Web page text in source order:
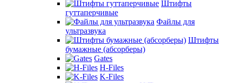
Штифты
гуттаперчивые
Файлы для
ультразвука
Штифты
бумажные (абсорберы)
Gates
H-Files
K-Files